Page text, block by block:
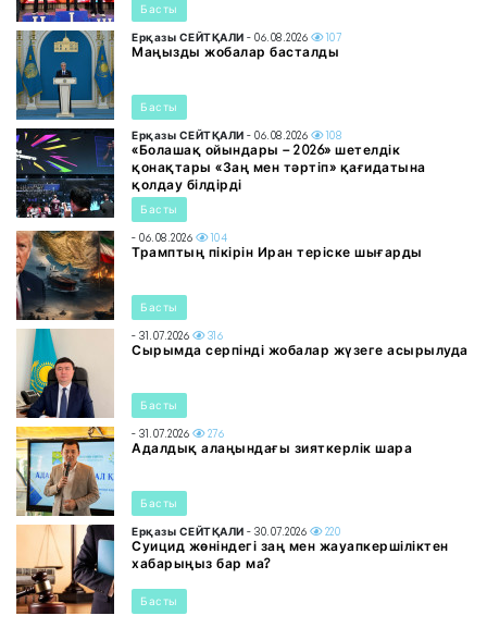
Басты
Ерқазы СЕЙТҚАЛИ - 06.08.2026 107
Маңызды жобалар басталды
Басты
Ерқазы СЕЙТҚАЛИ - 06.08.2026 108
«Болашақ ойындары – 2026» шетелдік
қонақтары «Заң мен тәртіп» қағидатына
қолдау білдірді
Басты
- 06.08.2026 104
Трамптың пікірін Иран теріске шығарды
Басты
- 31.07.2026 316
Сырымда серпінді жобалар жүзеге асырылуда
Басты
- 31.07.2026 276
Адалдық алаңындағы зияткерлік шара
Басты
Ерқазы СЕЙТҚАЛИ - 30.07.2026 220
Суицид жөніндегі заң мен жауапкершіліктен
хабарыңыз бар ма?
Басты